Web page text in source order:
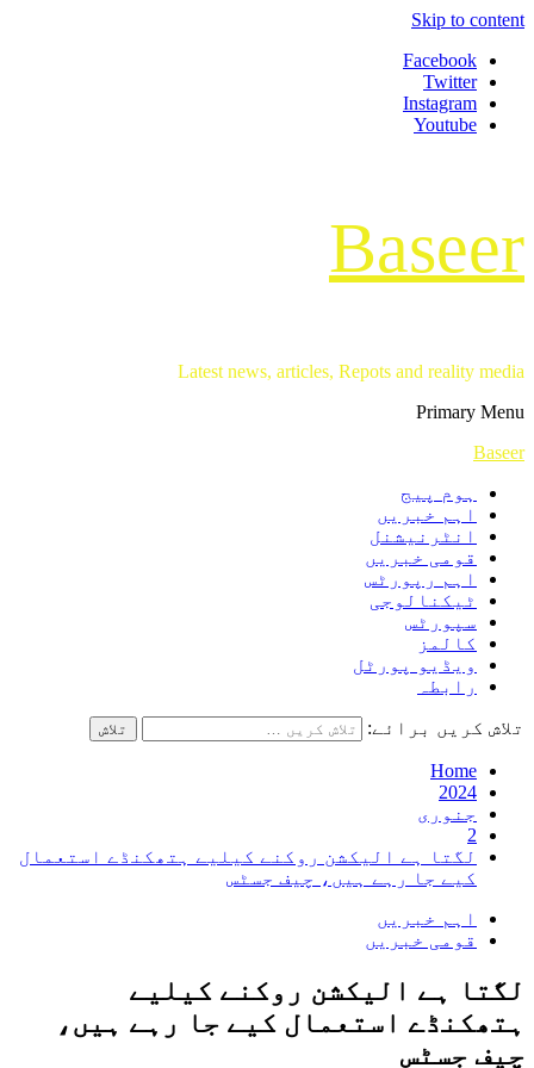
Skip to content
Facebook
Twitter
Instagram
Youtube
Baseer
Latest news, articles, Repots and reality media
Primary Menu
Baseer
ہوم پیج
اہم خبریں
انٹرنیشنل
قومی خبریں
اہم رپورٹس
ٹیکنالوجی
سپورٹس
کالمز
ویڈیو پورٹل
رابطہ
تلاش کریں برائے:
Home
2024
جنوری
2
لگتا ہے الیکشن روکنے کیلیے ہتھکنڈے استعمال
کیے جا رہے ہیں، چیف جسٹس
اہم خبریں
قومی خبریں
لگتا ہے الیکشن روکنے کیلیے
ہتھکنڈے استعمال کیے جا رہے ہیں،
چیف جسٹس